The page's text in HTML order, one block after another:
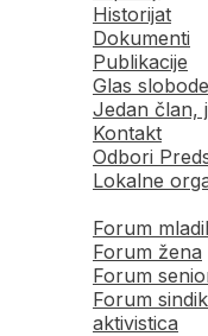
Historijat
Dokumenti
Publikacije
Glas slobode
Jedan član,
Kontakt
Odbori
Lokalne
Forum
Forum žena
Forum
Forum
aktivistica